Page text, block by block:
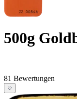
500g
81 Bewertungen